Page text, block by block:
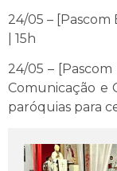
24/05 – [Pascom
| 15h
24/05 –
Comunicação e
paróquias para